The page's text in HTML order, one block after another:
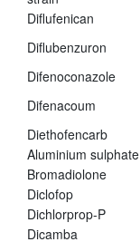
Diflufenican
Diflubenzuron
Difenoconazole
Difenacoum
Diethofencarb
Aluminium sulphate
Bromadiolone
Diclofop
Dichlorprop-P
Dicamba